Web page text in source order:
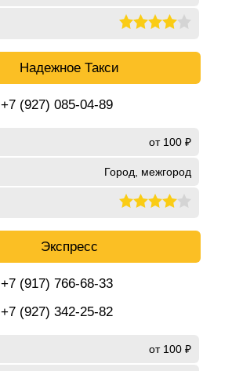
Надежное Такси
+7 (927) 085-04-89
от 100 ₽
Город, межгород
Экспресс
+7 (917) 766-68-33
+7 (927) 342-25-82
от 100 ₽